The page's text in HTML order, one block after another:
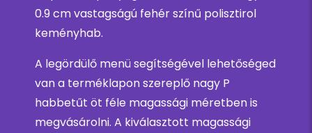
0.9 cm vastagságú fehér színű polisztirol
keményhab.
A legördülő menü segítségével lehetőséged
van a terméklapon szereplő nagy P
habbetűt öt féle magassági méretben is
megvásárolni. A kiválasztott magassági